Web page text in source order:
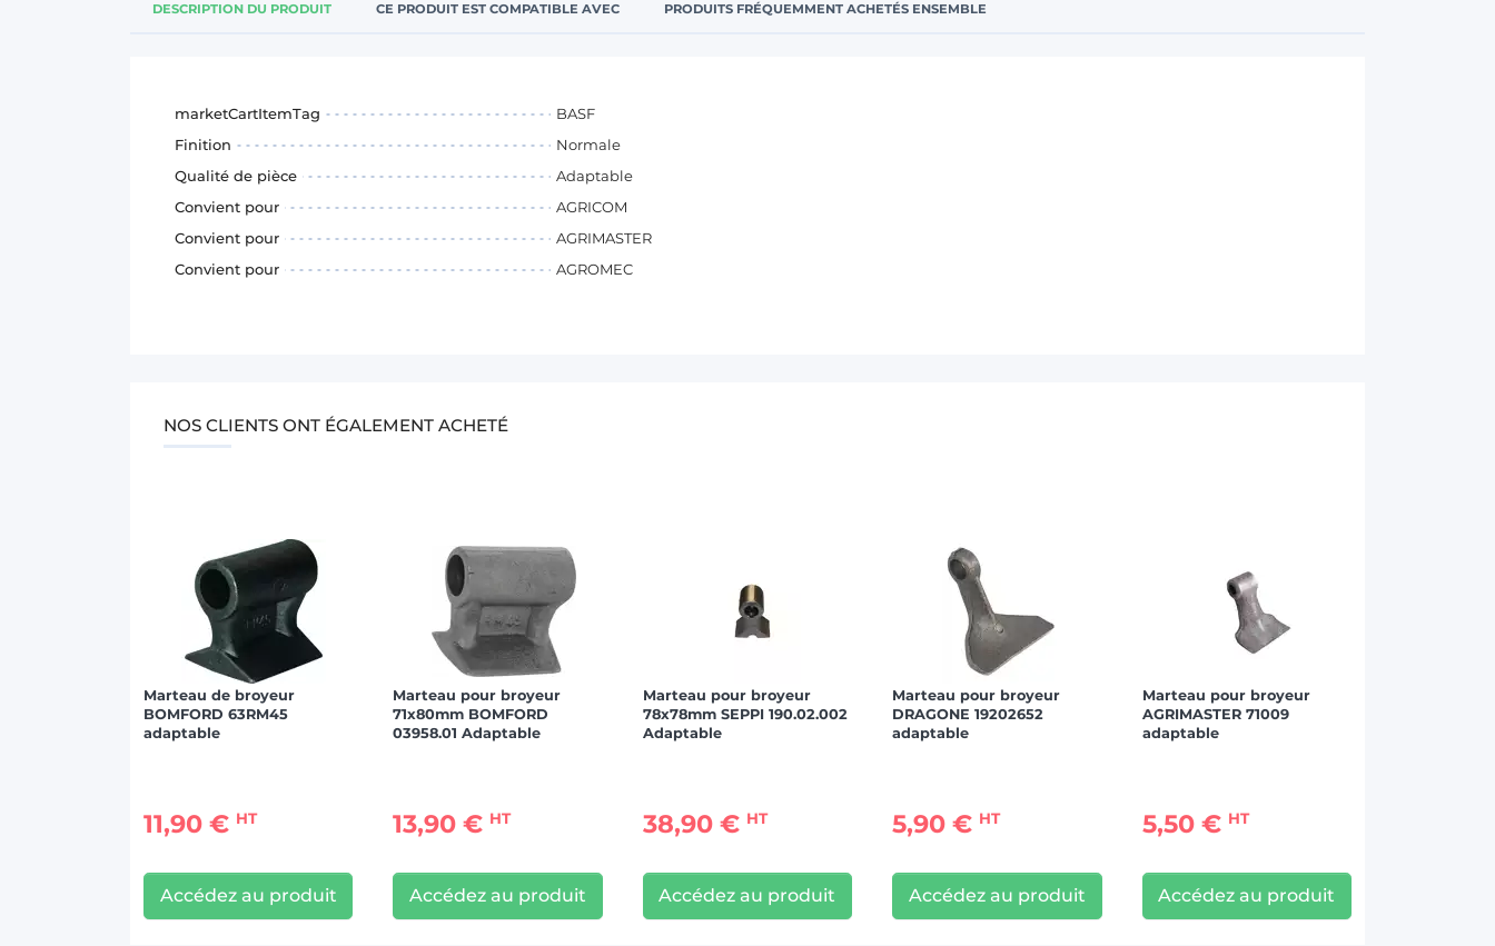
DESCRIPTION DU PRODUIT CE PRODUIT EST COMPATIBLE AVEC PRODUITS FRÉQUEMMENT ACHETÉS ENSEMBLE
marketCartItemTag
BASF
Finition
Normale
Qualité de pièce
Adaptable
Convient pour
AGRICOM
Convient pour
AGRIMASTER
Convient pour
AGROMEC
NOS CLIENTS ONT ÉGALEMENT ACHETÉ
Marteau de broyeur
BOMFORD 63RM45
adaptable
11,90 € HT
Accédez au produit
Marteau pour broyeur
71x80mm BOMFORD
03958.01 Adaptable
13,90 € HT
Accédez au produit
Marteau pour broyeur
78x78mm SEPPI 190.02.002
Adaptable
38,90 € HT
Accédez au produit
Marteau pour broyeur
DRAGONE 19202652
adaptable
5,90 € HT
Accédez au produit
Marteau pour broyeur
AGRIMASTER 71009
adaptable
5,50 € HT
Accédez au produit